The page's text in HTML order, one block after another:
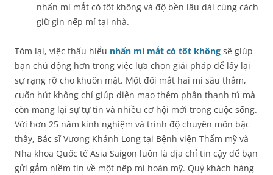
nhấn mí mắt có tốt không và độ bền lâu dài cùng cách
giữ gìn nếp mí tại nhà.
Tóm lại, việc thấu hiểu nhấn mí mắt có tốt không sẽ giúp
bạn chủ động hơn trong việc lựa chọn giải pháp để lấy lại
sự rạng rỡ cho khuôn mặt. Một đôi mắt hai mí sâu thẳm,
cuốn hút không chỉ giúp diện mạo thêm phần thanh tú mà
còn mang lại sự tự tin và nhiều cơ hội mới trong cuộc sống.
Với hơn 25 năm kinh nghiệm và trình độ chuyên môn bậc
thầy, Bác sĩ Vương Khánh Long tại Bệnh viện Thẩm mỹ và
Nha khoa Quốc tế Asia Saigon luôn là địa chỉ tin cậy để bạn
gửi gắm niềm tin về một nếp mí hoàn mỹ. Quý khách hàng